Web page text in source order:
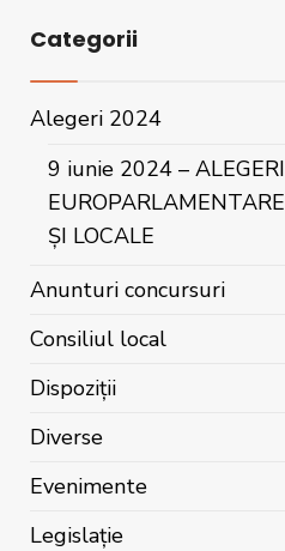
Categorii
Alegeri 2024
9 iunie 2024 – ALEGERI
EUROPARLAMENTARE
ȘI LOCALE
Anunturi concursuri
Consiliul local
Dispoziții
Diverse
Evenimente
Legislație